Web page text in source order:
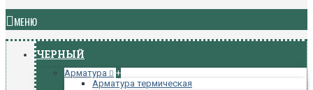
МЕНЮ
ЧЕРНЫЙ
Арматура
+
Арматура термическая